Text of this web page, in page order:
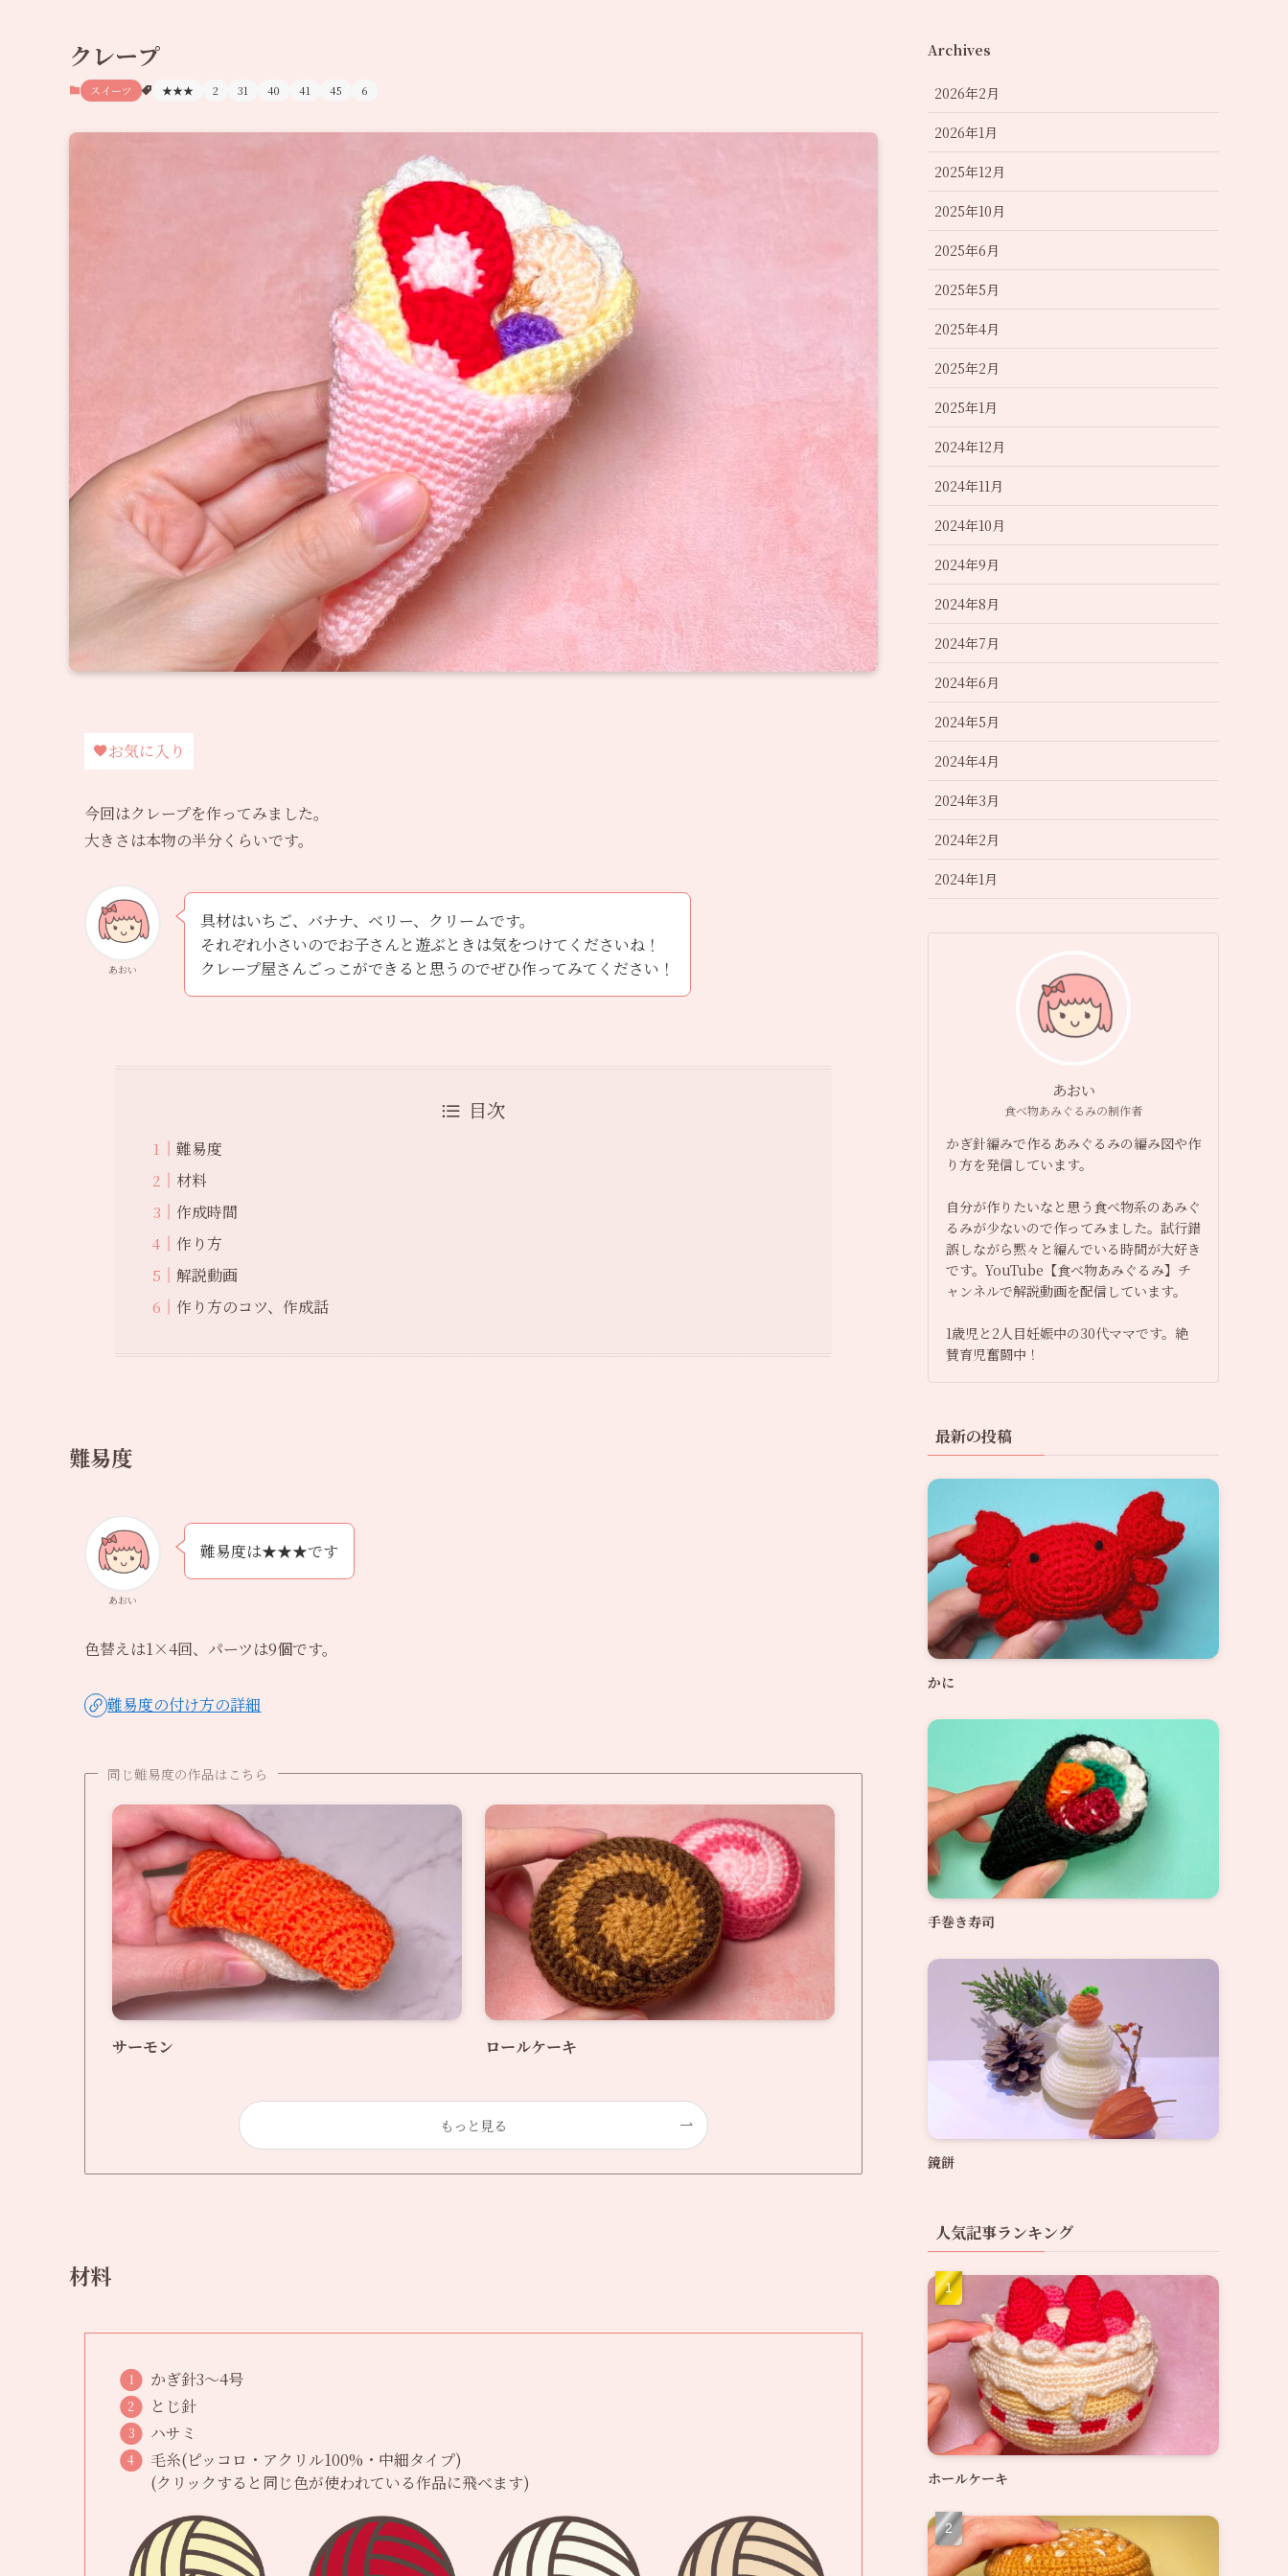
クレープ
スイーツ ★★★ 2 31 40 41 45 6
お気に入り
今回はクレープを作ってみました。
大きさは本物の半分くらいです。
あおい
具材はいちご、バナナ、ベリー、クリームです。
それぞれ小さいのでお子さんと遊ぶときは気をつけてくださいね！
クレープ屋さんごっこができると思うのでぜひ作ってみてください！
目次
難易度
材料
作成時間
作り方
解説動画
作り方のコツ、作成話
難易度
あおい
難易度は★★★です
色替えは1×4回、パーツは9個です。
難易度の付け方の詳細
同じ難易度の作品はこちら
サーモン ロールケーキ
もっと見る
材料
かぎ針3〜4号
とじ針
ハサミ
毛糸(ピッコロ・アクリル100%・中細タイプ)
(クリックすると同じ色が使われている作品に飛べます)
Archives
2026年2月
2026年1月
2025年12月
2025年10月
2025年6月
2025年5月
2025年4月
2025年2月
2025年1月
2024年12月
2024年11月
2024年10月
2024年9月
2024年8月
2024年7月
2024年6月
2024年5月
2024年4月
2024年3月
2024年2月
2024年1月
あおい
食べ物あみぐるみの制作者
かぎ針編みで作るあみぐるみの編み図や作
り方を発信しています。
自分が作りたいなと思う食べ物系のあみぐ
るみが少ないので作ってみました。試行錯
誤しながら黙々と編んでいる時間が大好き
です。YouTube【食べ物あみぐるみ】チ
ャンネルで解説動画を配信しています。
1歳児と2人目妊娠中の30代ママです。絶
賛育児奮闘中！
最新の投稿
かに
手巻き寿司
鏡餅
人気記事ランキング
ホールケーキ